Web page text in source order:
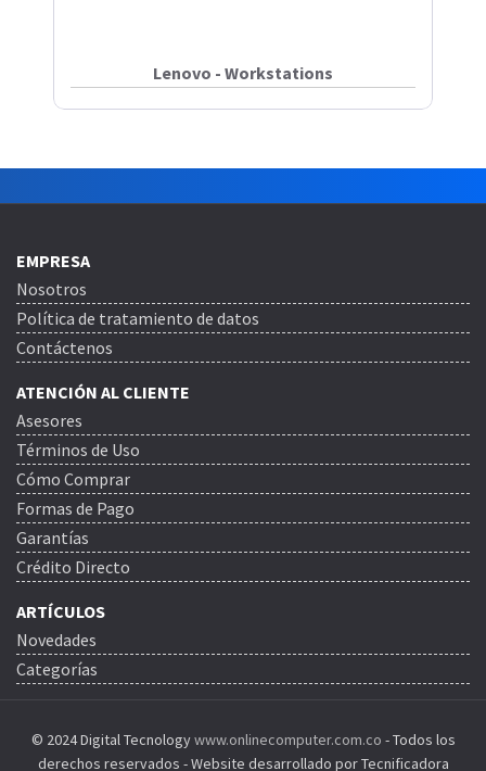
Lenovo - Workstations
EMPRESA
Nosotros
Política de tratamiento de datos
Contáctenos
ATENCIÓN AL CLIENTE
Asesores
Términos de Uso
Cómo Comprar
Formas de Pago
Garantías
Crédito Directo
ARTÍCULOS
Novedades
Categorías
© 2024 Digital Tecnologywww.onlinecomputer.com.co - Todos los
derechos reservados - Website desarrollado por Tecnificadora